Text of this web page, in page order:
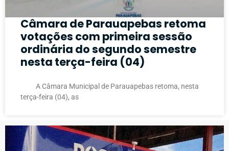
Câmara de Parauapebas retoma
votações com primeira sessão
ordinária do segundo semestre
nesta terça-feira (04)
A Câmara Municipal de Parauapebas retoma, nesta
terça-feira (04), as
PUBLICIDADE